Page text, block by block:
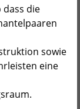
die
sowie
eine